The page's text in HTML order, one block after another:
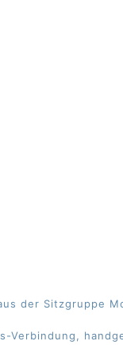
der Sitzgruppe
Verbindung,